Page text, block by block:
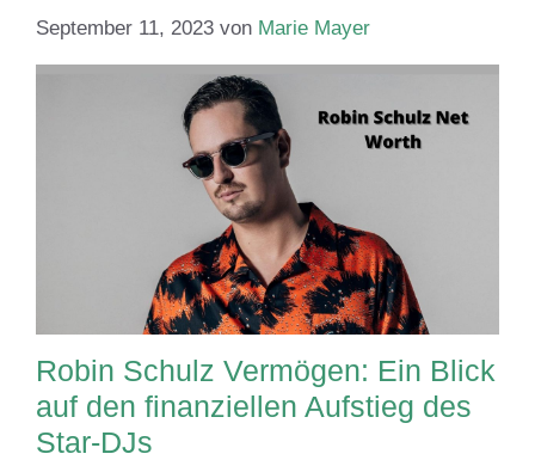
September 11, 2023 von Marie Mayer
Robin Schulz Vermögen: Ein Blick
auf den finanziellen Aufstieg des
Star-DJs